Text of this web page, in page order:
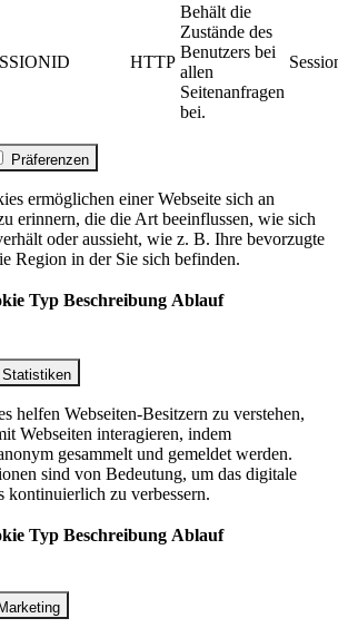
HTTP
Behält die
Zustände des
Benutzers bei
allen
Seitenanfragen
bei.
Präferenzen
ermöglichen einer Webseite sich an
erinnern, die die Art beeinflussen, wie sich
oder aussieht, wie z. B. Ihre bevorzugte
Region in der Sie sich befinden.
Typ Beschreibung Ablauf
Statistiken
helfen Webseiten-Besitzern zu verstehen,
Webseiten interagieren, indem
gesammelt und gemeldet werden.
sind von Bedeutung, um das digitale
kontinuierlich zu verbessern.
Typ Beschreibung Ablauf